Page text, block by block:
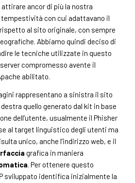
attirare ancor di più la nostra
con cui adattavano il
al sito originale, con sempre
Abbiamo quindi deciso di
le tecniche utilizzate in questo
compromesso avente il
abilitato.
rappresentano a sinistra il sito
quello generato dal kit in base
dell’utente, usualmente il Phisher
al target linguistico degli utenti ma
unico, anche l’indirizzo web, e il
grafica in maniera
. Per ottenere questo
sviluppato identifica inizialmente la